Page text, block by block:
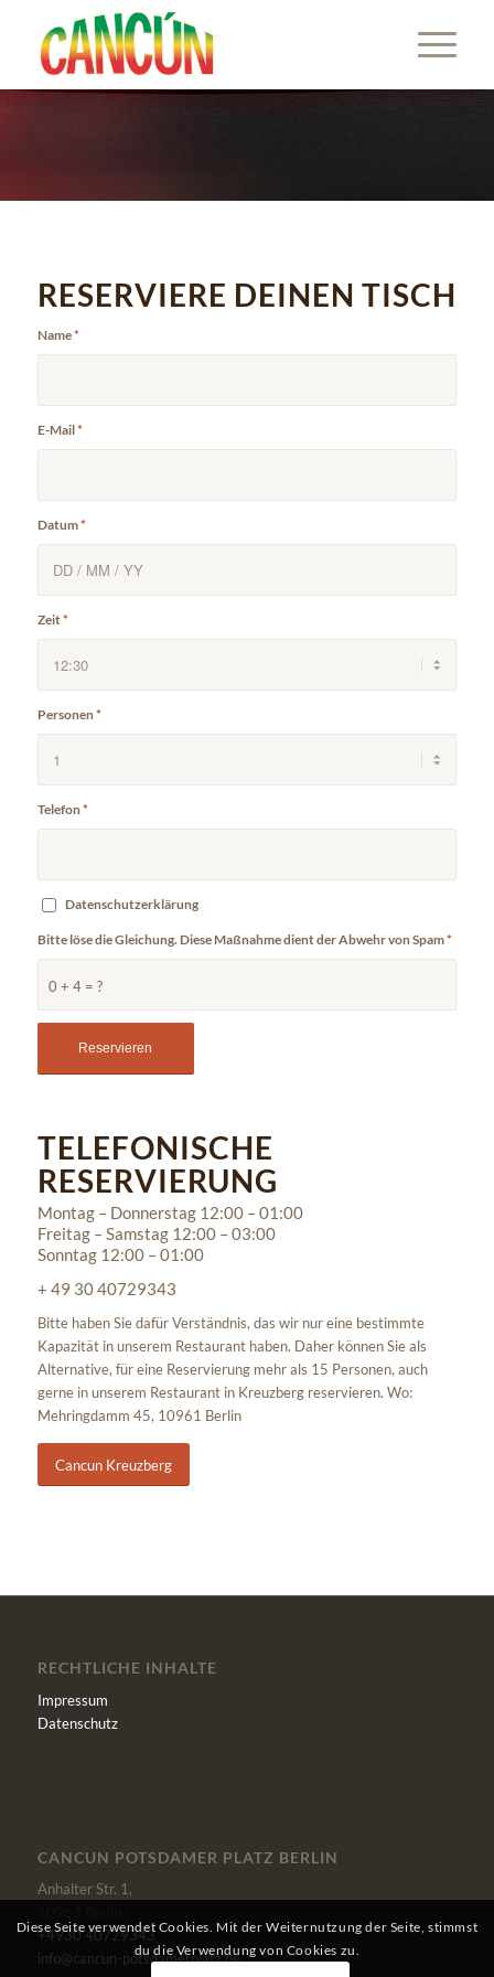
RESERVIERE DEINEN TISCH
Name*
E-Mail*
Datum*
Zeit*
Personen*
Telefon*
Datenschutzerklärung
0 + 4 = ?
Bitte löse die Gleichung. Diese Maßnahme dient der Abwehr von Spam*
TELEFONISCHE
RESERVIERUNG
Montag – Donnerstag 12:00 – 01:00
Freitag – Samstag 12:00 – 03:00
Sonntag 12:00 – 01:00
+ 49 30 40729343
Bitte haben Sie dafür Verständnis, das wir nur eine bestimmte
Kapazität in unserem Restaurant haben. Daher können Sie als
Alternative, für eine Reservierung mehr als 15 Personen, auch
gerne in unserem Restaurant in Kreuzberg reservieren. Wo:
Mehringdamm 45, 10961 Berlin
Cancun Kreuzberg
RECHTLICHE INHALTE
Impressum
Datenschutz
CANCUN POTSDAMER PLATZ BERLIN
Anhalter Str. 1,
+4930 40729343
info@cancun-potsdamerplatz.de
Diese Seite verwendet Cookies. Mit der Weiternutzung der Seite, stimmst
du die Verwendung von Cookies zu.